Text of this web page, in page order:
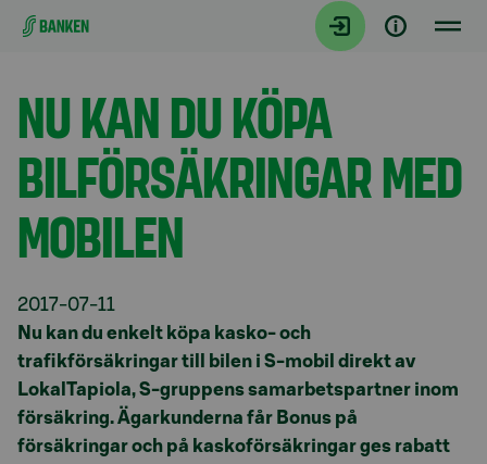
Gå direkt till innehållet
Aktuellt
NU KAN DU KÖPA
BILFÖRSÄKRINGAR MED
MOBILEN
2017-07-11
Nu kan du enkelt köpa kasko- och
trafikförsäkringar till bilen i S-mobil direkt av
LokalTapiola, S-gruppens samarbetspartner inom
försäkring. Ägarkunderna får Bonus på
försäkringar och på kaskoförsäkringar ges rabatt